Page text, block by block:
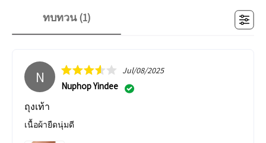
ทบทวน (1)
N Jul/08/2025
Nuphop Yindee
ถุงเท้า
เนื้อผ้ายืดนุ่มดี